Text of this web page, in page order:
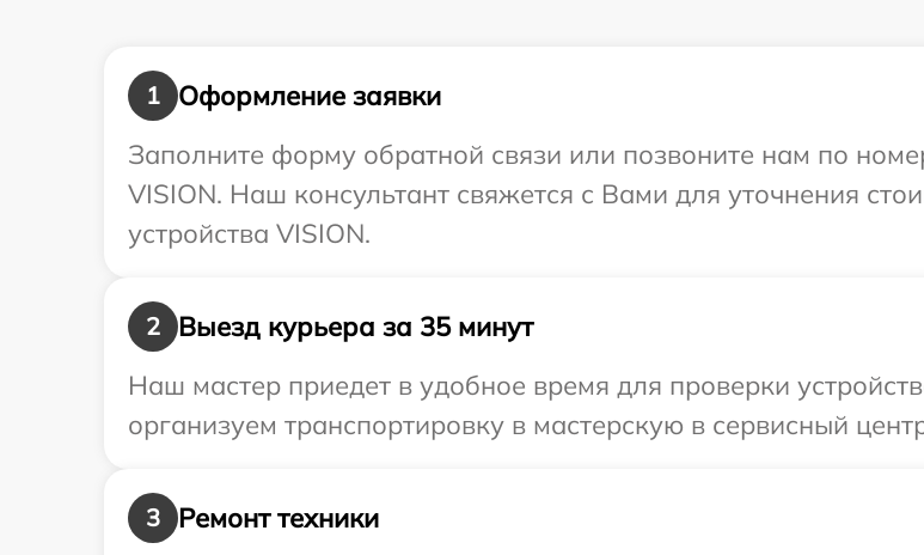
1
Оформление заявки
Заполните форму обратной связи или позвоните нам по
VISION. Наш консультант свяжется с Вами для уточнения
устройства VISION.
2
Выезд курьера за 35 минут
Наш мастер приедет в удобное время для проверки
организуем транспортировку в мастерскую в сервисный
3 Ремонт техники